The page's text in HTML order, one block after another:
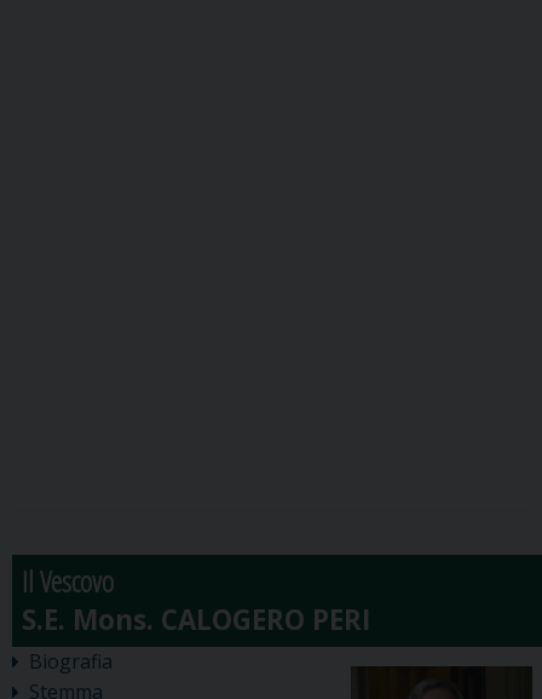
Il Vescovo
Biografia
Stemma